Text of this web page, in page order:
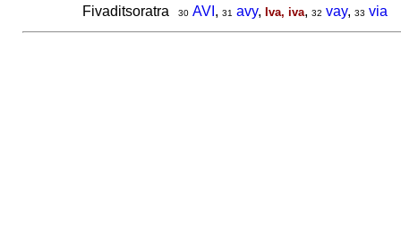
Fivaditsoratra 30 AVI , 31 avy, Iva, iva, 32 vay, 33 via